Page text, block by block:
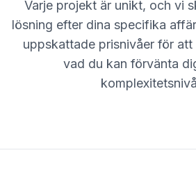
Varje projekt är unikt, och vi
lösning efter dina specifika
uppskattade prisnivåer för
vad du kan förvänta